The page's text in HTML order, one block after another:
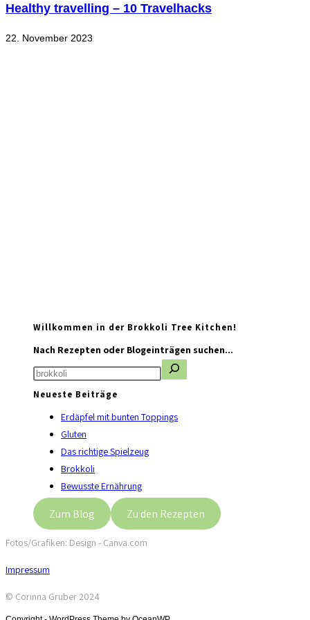
Healthy travelling – 10 Travelhacks
22. November 2023
Willkommen in der Brokkoli Tree Kitchen!
Nach Rezepten oder Blogeinträgen suchen...
Neueste Beiträge
Erdäpfel mit bunten Toppings
Gluten
Das richtige Spielzeug
Brokkoli
Bewusste Ernährung
Zum Blog Zu den Rezepten
Fotos/Grafiken: Design - Canva.com
Impressum
© Corinna Gruber 2024